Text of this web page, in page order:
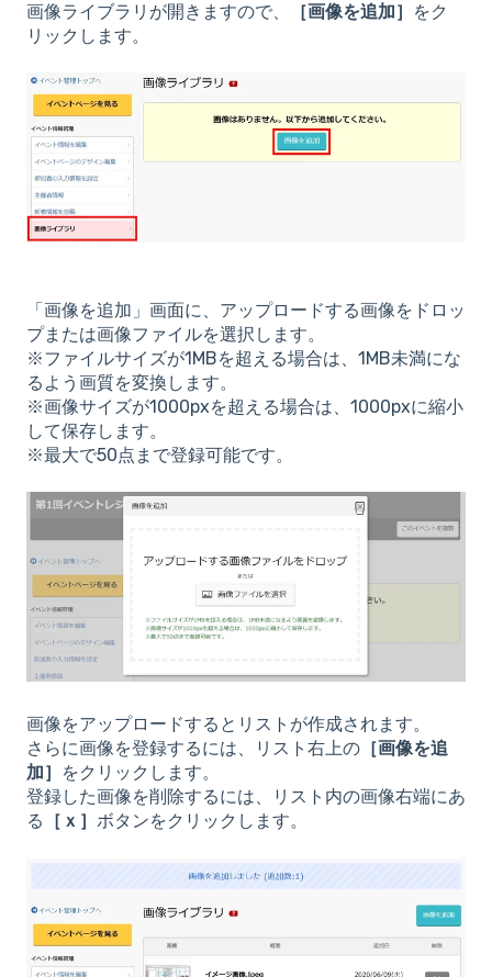
画像ライブラリが開きますので、
［画像を追加］
をク
リックします。
「画像を追加」画面に、アップロードする画像をドロッ
プまたは画像ファイルを選択します。
※ファイルサイズが1MBを超える場合は、1MB未満にな
るよう画質を変換します。
※画像サイズが1000pxを超える場合は、1000pxに縮小
して保存します。
※最大で50点まで登録可能です。
画像をアップロードするとリストが作成されます。
さらに画像を登録するには、リスト右上の ［画像を追
加］
をクリックします。
登録した画像を削除するには、リスト内の画像右端にあ
る
［ｘ］ ボタンをクリックします。